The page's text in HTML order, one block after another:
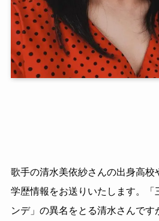
歌手の清水美依紗さんの出身高校
学歴情報をお送りいたします。「
ンデ」の異名をとる清水さんです